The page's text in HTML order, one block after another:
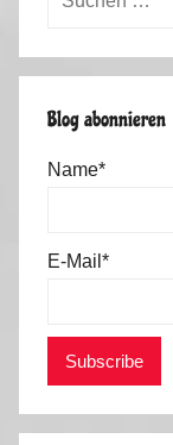
g
2
4
Blog abonnieren
Name*
E-Mail*